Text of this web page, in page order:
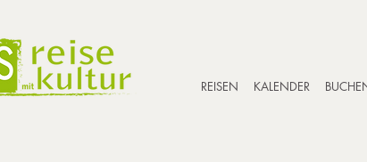
REISEN KALENDER